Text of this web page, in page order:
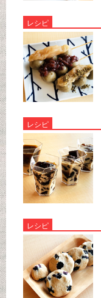
レシピ
レシピ
レシピ